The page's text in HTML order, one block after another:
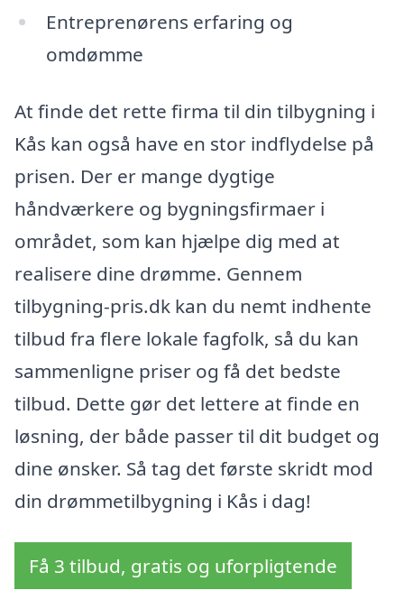
Entreprenørens erfaring og
omdømme
At finde det rette firma til din tilbygning i
Kås kan også have en stor indflydelse på
prisen. Der er mange dygtige
håndværkere og bygningsfirmaer i
området, som kan hjælpe dig med at
realisere dine drømme. Gennem
tilbygning-pris.dk kan du nemt indhente
tilbud fra flere lokale fagfolk, så du kan
sammenligne priser og få det bedste
tilbud. Dette gør det lettere at finde en
løsning, der både passer til dit budget og
dine ønsker. Så tag det første skridt mod
din drømmetilbygning i Kås i dag!
Få 3 tilbud, gratis og uforpligtende